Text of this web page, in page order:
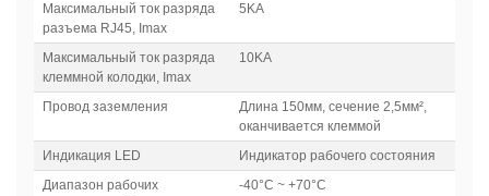
Максимальный ток разряда
разъема RJ45, Imax
5KA
Максимальный ток разряда
клеммной колодки, Imax
10KA
Провод заземления
Длина 150мм, сечение 2,5мм²,
оканчивается клеммой
Индикация LED
Индикатор рабочего состояния
Диапазон рабочих
-40°C ~ +70°C